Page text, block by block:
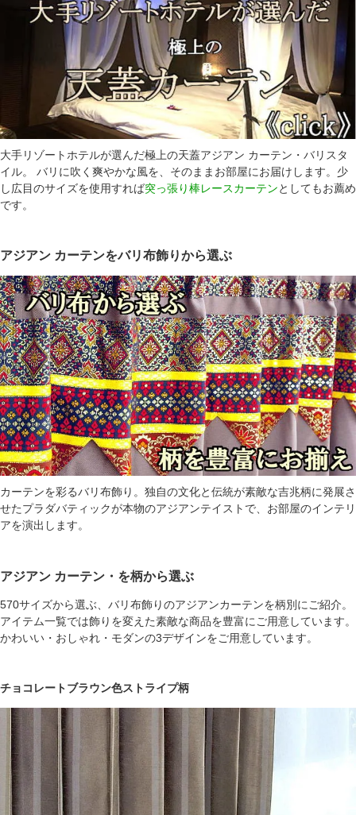
大手リゾートホテルが選んだ極上の天蓋アジアン カーテン・バリスタ
イル。 バリに吹く爽やかな風を、そのままお部屋にお届けします。少
し広目のサイズを使用すれば突っ張り棒レースカーテンとしてもお薦め
です。
アジアン カーテンをバリ布飾りから選ぶ
カーテンを彩るバリ布飾り。独自の文化と伝統が素敵な吉兆柄に発展さ
せたプラダバティックが本物のアジアンテイストで、お部屋のインテリ
アを演出します。
アジアン カーテン・を柄から選ぶ
570サイズから選ぶ、バリ布飾りのアジアンカーテンを柄別にご紹介。
アイテム一覧では飾りを変えた素敵な商品を豊富にご用意しています。
かわいい・おしゃれ・モダンの3デザインをご用意しています。
チョコレートブラウン色ストライプ柄